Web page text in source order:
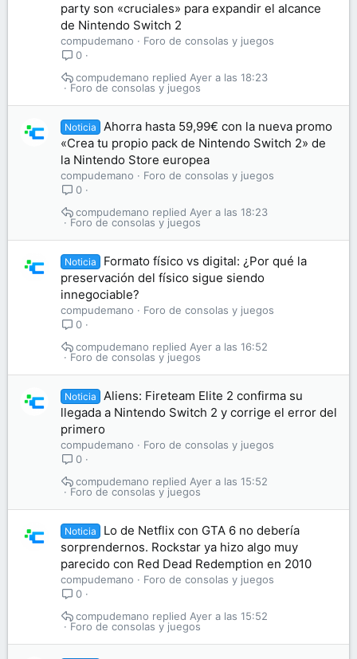
party son «cruciales» para expandir el alcance
de Nintendo Switch 2
compudemano
Foro de consolas y juegos
0
Foro de consolas y juegos
Ayer a las 18:23
compudemano
Noticia
Ahorra hasta 59,99€ con la nueva promo
«Crea tu propio pack de Nintendo Switch 2» de
la Nintendo Store europea
compudemano
Foro de consolas y juegos
0
Foro de consolas y juegos
Ayer a las 18:23
compudemano
Noticia
Formato físico vs digital: ¿Por qué la
preservación del físico sigue siendo
innegociable?
compudemano
Foro de consolas y juegos
0
Foro de consolas y juegos
Ayer a las 16:52
compudemano
Noticia
Aliens: Fireteam Elite 2 confirma su
llegada a Nintendo Switch 2 y corrige el error del
primero
compudemano
Foro de consolas y juegos
0
Foro de consolas y juegos
Ayer a las 15:52
compudemano
Noticia
Lo de Netflix con GTA 6 no debería
sorprendernos. Rockstar ya hizo algo muy
parecido con Red Dead Redemption en 2010
compudemano
Foro de consolas y juegos
0
Foro de consolas y juegos
Ayer a las 15:52
compudemano